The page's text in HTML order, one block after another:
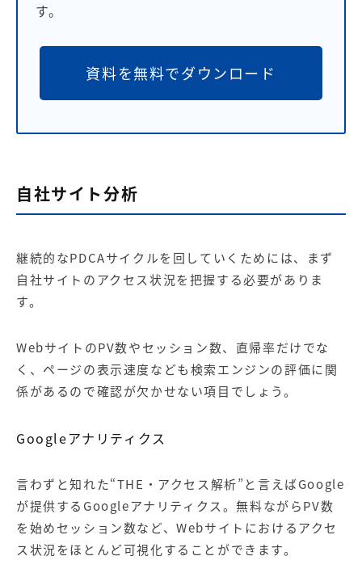
す。
資料を無料でダウンロード
自社サイト分析
継続的なPDCAサイクルを回していくためには、まず
自社サイトのアクセス状況を把握する必要がありま
す。
WebサイトのPV数やセッション数、直帰率だけでな
く、ページの表示速度なども検索エンジンの評価に関
係があるので確認が欠かせない項目でしょう。
Googleアナリティクス
言わずと知れた“THE・アクセス解析”と言えばGoogle
が提供するGoogleアナリティクス。無料ながらPV数
を始めセッション数など、Webサイトにおけるアクセ
ス状況をほとんど可視化することができます。